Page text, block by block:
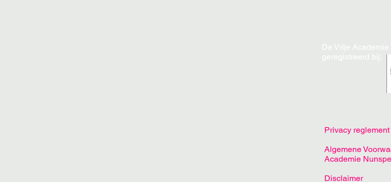
Privacy reglement
Algemene
Academie
Disclaimer